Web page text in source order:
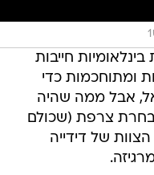
חייבות
ומתוחכמות כדי
אבל ממה שהיה
צרפת (שכולם
של דידייה